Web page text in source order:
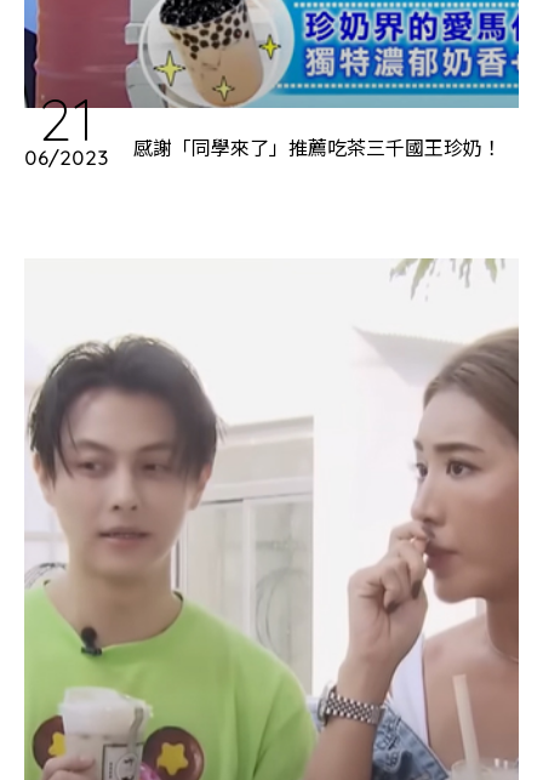
21
06/2023 感謝「同學來了」推薦吃茶三千國王珍奶！